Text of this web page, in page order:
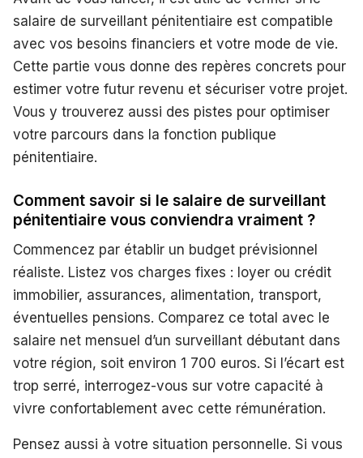
salaire de surveillant pénitentiaire est compatible
avec vos besoins financiers et votre mode de vie.
Cette partie vous donne des repères concrets pour
estimer votre futur revenu et sécuriser votre projet.
Vous y trouverez aussi des pistes pour optimiser
votre parcours dans la fonction publique
pénitentiaire.
Comment savoir si le salaire de surveillant
pénitentiaire vous conviendra vraiment ?
Commencez par établir un budget prévisionnel
réaliste. Listez vos charges fixes : loyer ou crédit
immobilier, assurances, alimentation, transport,
éventuelles pensions. Comparez ce total avec le
salaire net mensuel d’un surveillant débutant dans
votre région, soit environ 1 700 euros. Si l’écart est
trop serré, interrogez-vous sur votre capacité à
vivre confortablement avec cette rémunération.
Pensez aussi à votre situation personnelle. Si vous